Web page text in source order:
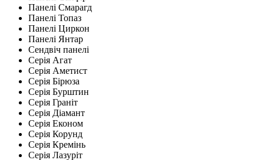
Панелі Смарагд
Панелі Топаз
Панелі Циркон
Панелі Янтар
Сендвіч панелі
Серія Агат
Серія Аметист
Серія Бірюза
Серія Бурштин
Серія Граніт
Серія Діамант
Серія Економ
Серія Корунд
Серія Кремінь
Серія Лазуріт